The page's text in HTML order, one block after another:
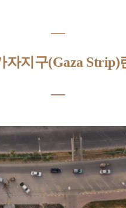
―
자지구(Gaza Strip)
―